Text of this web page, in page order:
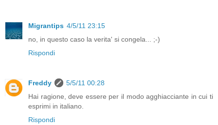
Migrantips 4/5/11 23:15
no, in questo caso la verita' si congela... ;-)
Rispondi
Freddy
5/5/11 00:28
Hai ragione, deve essere per il modo agghiacciante in cui ti
esprimi in italiano.
Rispondi